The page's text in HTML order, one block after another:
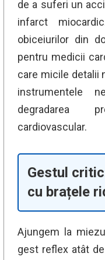
de a suferi un
infarct
obiceiurilor din
pentru medicii
care micile detalii
instrumentele
degradarea
cardiovascular.
Gestul
cu brațele
Ajungem la
gest reflex atât